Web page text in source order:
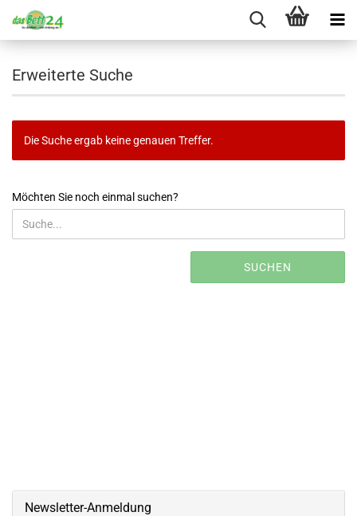
Erweiterte Suche
Die Suche ergab keine genauen Treffer.
MÖCHTEN
SIE
NOCH
Möchten Sie noch einmal suchen?
SUCHEN
Newsletter-Anmeldung